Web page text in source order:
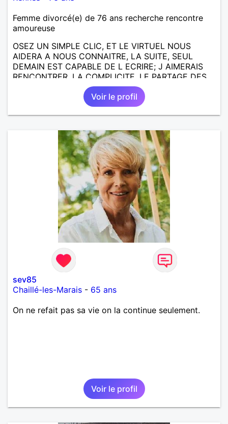
Femme divorcé(e) de 76 ans recherche rencontre
amoureuse
OSEZ UN SIMPLE CLIC, ET LE VIRTUEL NOUS
AIDERA A NOUS CONNAITRE, LA SUITE, SEUL
DEMAIN EST CAPABLE DE L ECRIRE; J AIMERAIS
RENCONTRER, LA COMPLICITE, LE PARTAGE DES
BELLES CHOSES DE LA VIE : BALADES, VOYAGES
EN FRANCE OU AILLEURS. ETRE A L ECOUTE DE L
AUTRE, ET LA VIE SERA PLUS BELLE
ENCORE.....................
Voir le profil
sev85
Chaillé-les-Marais - 65 ans
On ne refait pas sa vie on la continue seulement.
Voir le profil